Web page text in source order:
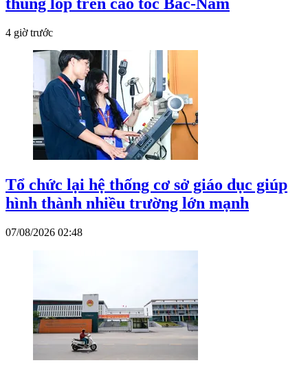
4 giờ trước
Tổ chức lại hệ thống cơ sở giáo dục giúp
hình thành nhiều trường lớn mạnh
07/08/2026 02:48